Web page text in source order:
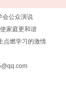
会公众演说
家庭更和谐
点燃学习的激情